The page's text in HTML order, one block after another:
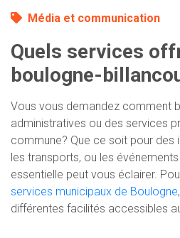
Média et communication
Quels services
boulogne-
Vous vous demandez comment
administratives ou des services
commune? Que ce soit pour des
les transports, ou les
essentielle peut vous éclairer.
services municipaux de Boulogne
différentes facilités accessibles